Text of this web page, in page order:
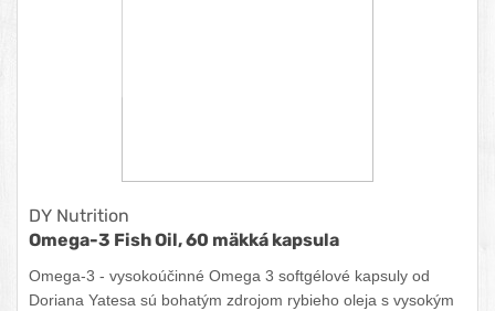
DY Nutrition
Omega-3 Fish Oil, 60 mäkká kapsula
Omega-3 - vysokoúčinné Omega 3 softgélové kapsuly od
Doriana Yatesa sú bohatým zdrojom rybieho oleja s vysokým